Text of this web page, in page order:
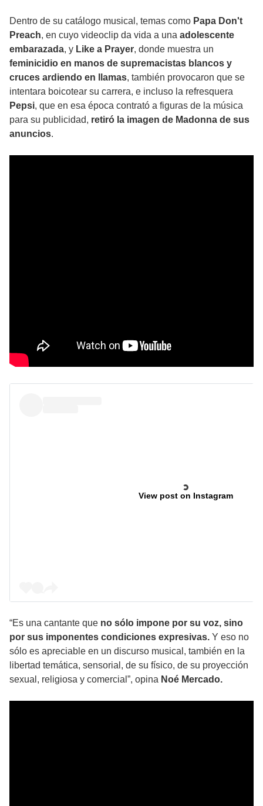
Dentro de su catálogo musical, temas como Papa Don't
Preach, en cuyo videoclip da vida a una adolescente
embarazada, y Like a Prayer, donde muestra un
feminicidio en manos de supremacistas blancos y
cruces ardiendo en llamas, también provocaron que se
intentara boicotear su carrera, e incluso la refresquera
Pepsi, que en esa época contrató a figuras de la música
para su publicidad, retiró la imagen de Madonna de sus
anuncios.
View post on Instagram
“Es una cantante que no sólo impone por su voz, sino
por sus imponentes condiciones expresivas. Y eso no
sólo es apreciable en un discurso musical, también en la
libertad temática, sensorial, de su físico, de su proyección
sexual, religiosa y comercial”, opina Noé Mercado.